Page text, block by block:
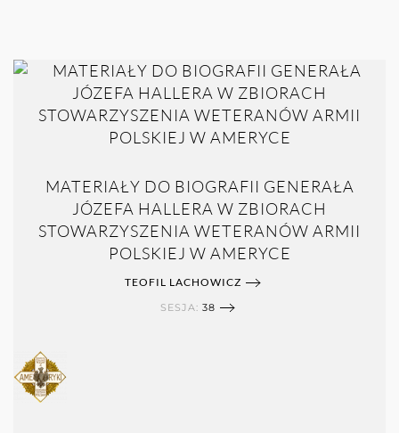
MATERIAŁY DO BIOGRAFII GENERAŁA
JÓZEFA HALLERA W ZBIORACH
STOWARZYSZENIA WETERANÓW ARMII
POLSKIEJ W AMERYCE
TEOFIL LACHOWICZ
SESJA: 38